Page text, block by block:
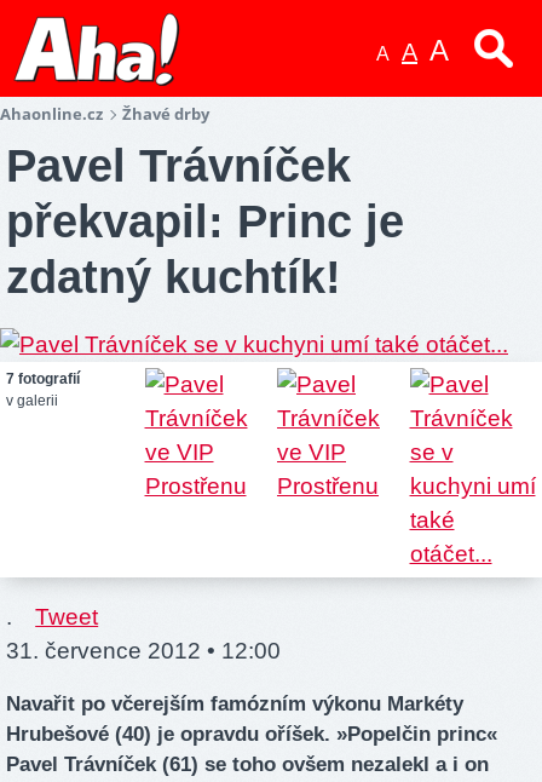
A A A
Ahaonline.cz Žhavé drby
Pavel Trávníček
překvapil: Princ je
zdatný kuchtík!
7 fotografií
v galerii
.
Tweet
31. července 2012 • 12:00
Navařit po včerejším famózním výkonu Markéty
Hrubešové (40) je opravdu oříšek. »Popelčin princ«
Pavel Trávníček (61) se toho ovšem nezalekl a i on